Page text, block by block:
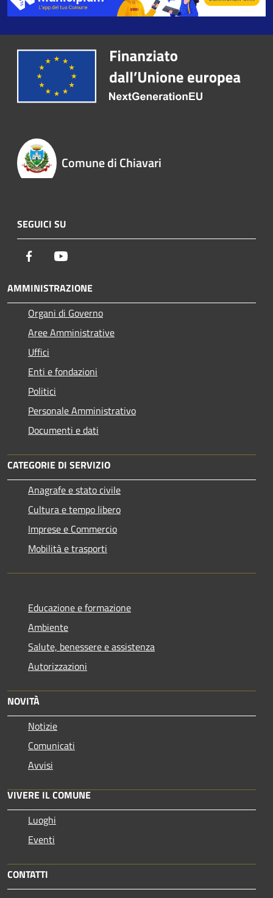
Comune di Chiavari
SEGUICI SU
Facebook
AMMINISTRAZIONE
Organi di Governo
Aree Amministrative
Uffici
Enti e fondazioni
Politici
Personale Amministrativo
Documenti e dati
CATEGORIE DI SERVIZIO
Anagrafe e stato civile
Cultura e tempo libero
Imprese e Commercio
Mobilità e trasporti
Educazione e formazione
Ambiente
Salute, benessere e assistenza
Autorizzazioni
NOVITÀ
Notizie
Comunicati
Avvisi
VIVERE IL COMUNE
Luoghi
Eventi
CONTATTI